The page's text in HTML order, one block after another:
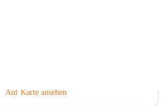
Auf Karte ansehen